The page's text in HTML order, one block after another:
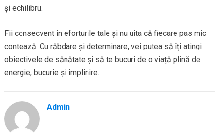
și echilibru.
Fii consecvent în eforturile tale și nu uita că fiecare pas mic
contează. Cu răbdare și determinare, vei putea să îți atingi
obiectivele de sănătate și să te bucuri de o viață plină de
energie, bucurie și împlinire.
Admin